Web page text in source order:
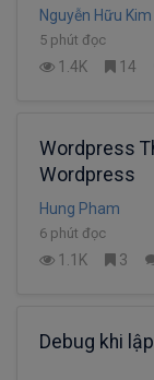
Nguyễn Hữu Kim
5 phút đọc
1.4K 14
Wordpress
Wordpress
Hung Pham
6 phút đọc
1.1K 3
Debug khi